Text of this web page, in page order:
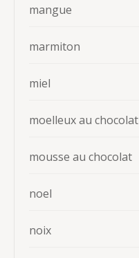
mangue
marmiton
miel
moelleux au chocolat
mousse au chocolat
noel
noix